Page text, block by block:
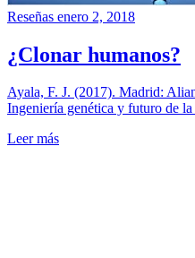
Reseñas enero 2, 2018
¿Clonar humanos?
Ayala, F. J. (2017). Madrid:
Ingeniería genética y futuro de
Leer más